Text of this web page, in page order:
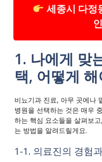
세종시 다정
1. 나에게 맞
택, 어떻게
비뇨기과 진료, 아무 곳에나
병원을 선택하는 것은 매우
하는 핵심 요소들을 살펴보
는 방법을 알려드릴게요.
1-1. 의료진의 경험